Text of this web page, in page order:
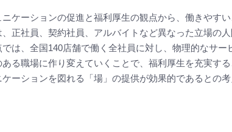
ケーションの促進と福利厚生の観点から、働きやす
正社員、契約社員、アルバイトなど異なった立場の
は、全国140店舗で働く全社員に対し、物理的なサ
る職場に作り変えていくことで、福利厚生を充実す
ーションを図れる「場」の提供が効果的であるとの